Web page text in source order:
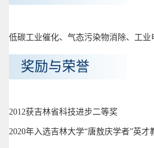
低碳工业催化、气态污染物消除、工业
奖励与荣誉
2012获吉林省科技进步二等奖
2020年入选吉林大学“唐敖庆学者”英才